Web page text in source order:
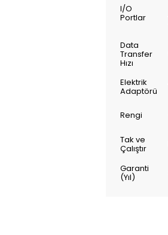
I/O
Portlar
Data
Transfer
Hızı
Elektrik
Adaptörü
Rengi
Tak ve
Çalıştır
Garanti
(Yıl)